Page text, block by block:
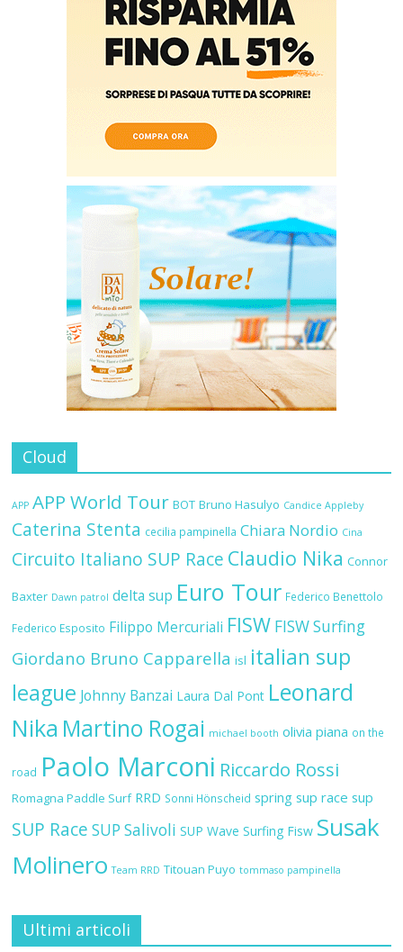
Cloud
APP APP World Tour BOT Bruno Hasulyo Candice Appleby
Caterina Stenta cecilia pampinella Chiara Nordio Cina
Circuito Italiano SUP Race Claudio Nika Connor
Baxter Dawn patrol delta sup Euro Tour Federico Benettolo
Federico Esposito Filippo Mercuriali FISW FISW Surfing
Giordano Bruno Capparella isl italian sup
league Johnny Banzai Laura Dal Pont Leonard
Nika Martino Rogai michael booth olivia piana on the
road Paolo Marconi Riccardo Rossi
Romagna Paddle Surf RRD Sonni Hönscheid spring sup race sup
SUP Race SUP Salivoli SUP Wave Surfing Fisw Susak
Molinero Team RRD Titouan Puyo tommaso pampinella
Ultimi articoli